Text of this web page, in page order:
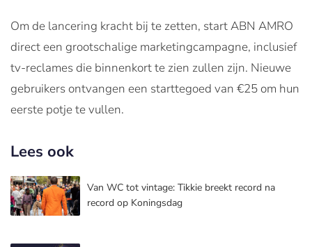
Om de lancering kracht bij te zetten, start ABN AMRO
direct een grootschalige marketingcampagne, inclusief
tv-reclames die binnenkort te zien zullen zijn. Nieuwe
gebruikers ontvangen een starttegoed van €25 om hun
eerste potje te vullen.
Lees ook
Van WC tot vintage: Tikkie breekt record na
record op Koningsdag